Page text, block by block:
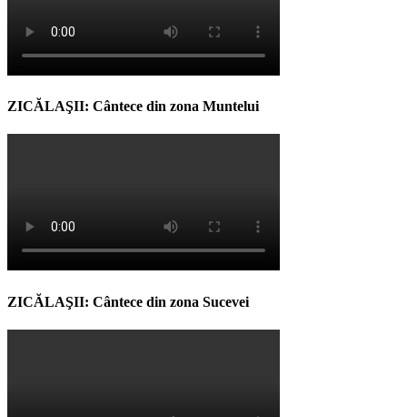
ZICĂLAŞII: Cântece din zona Muntelui
ZICĂLAŞII: Cântece din zona Sucevei